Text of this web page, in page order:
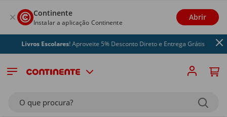
Continente
Instalar a aplicação Continente
Abrir
Livros Escolares! Aproveite 5% Desconto Direto e Entrega Grátis
O que procura?